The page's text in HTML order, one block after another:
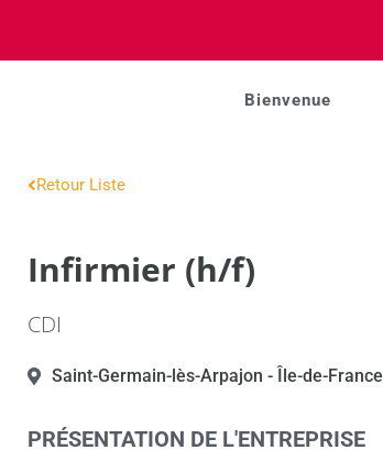
Bienvenue
Retour Liste
Infirmier (h/f)
CDI
Saint-Germain-lès-Arpajon - Île-de-France
PRÉSENTATION DE L'ENTREPRISE